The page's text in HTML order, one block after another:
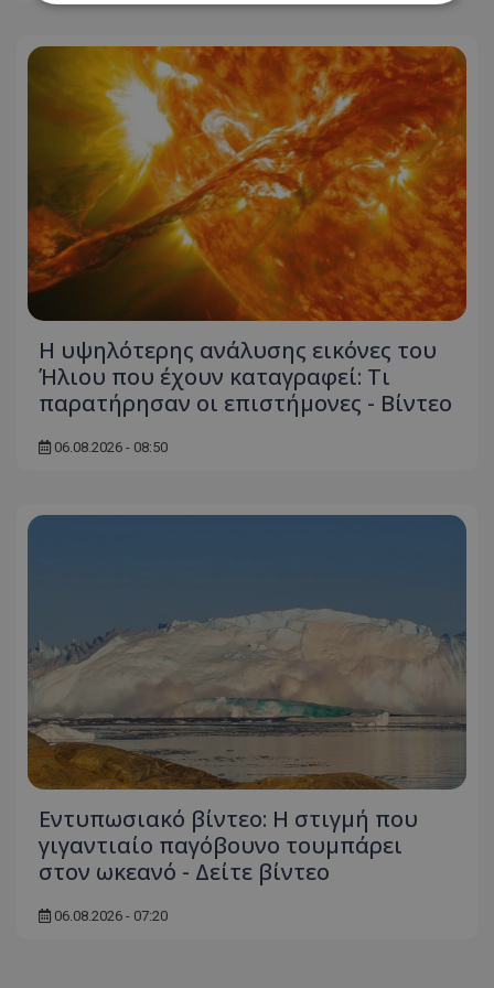
Η υψηλότερης ανάλυσης εικόνες του
Ήλιου που έχουν καταγραφεί: Τι
παρατήρησαν οι επιστήμονες - Βίντεο
06.08.2026 - 08:50
Εντυπωσιακό βίντεο: Η στιγμή που
γιγαντιαίο παγόβουνο τουμπάρει
στον ωκεανό - Δείτε βίντεο
06.08.2026 - 07:20
Απολύτως απαραίτητα
Απόδοσης
Στόχευσης
Λειτουργικότητας
Μη ταξινομημένα
Τα απολύτως απαραίτητα cookies επιτρέπουν
βασικές λειτουργίες του ιστότοπου, όπως τη
σύνδεση χρήστη και τη διαχείριση λογαριασμού.
Ο ιστότοπος δεν μπορεί να χρησιμοποιηθεί σωστά
χωρίς τα απολύτως απαραίτητα cookies.
Ονοματεπώνυμο
Προμηθευτής /
Πεδίο
.lifenewscy.tothemaonline.com
ASP.NET_SessionId
VISITOR_PRIVACY_METADATA
YouTube
.youtube.com